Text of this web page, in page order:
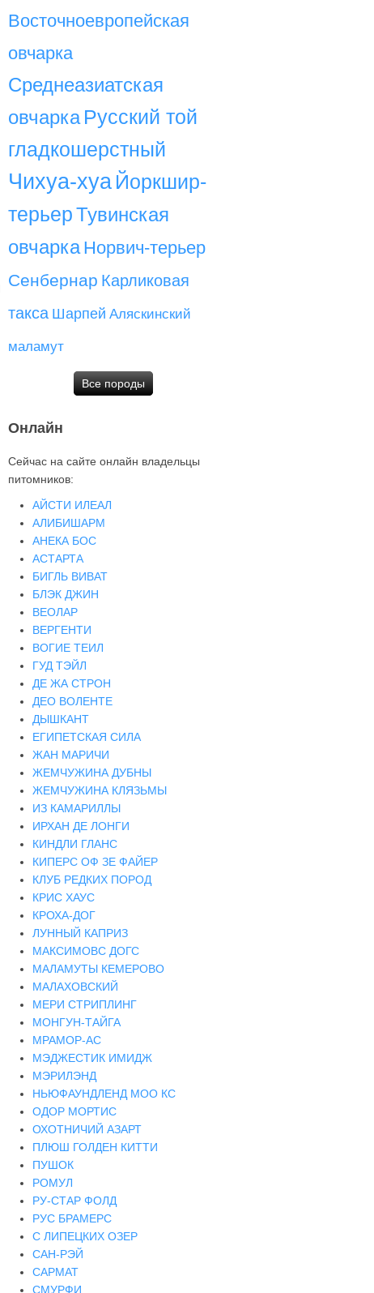
Восточноевропейская
овчарка
Среднеазиатская
овчарка Русский той
гладкошерстный
Чихуа-хуа Йоркшир-
терьерТувинская
овчарка Норвич-терьер
Сенбернар Карликовая
такса Шарпей Аляскинский
маламут
Все породы
Онлайн
Сейчас на сайте онлайн владельцы
питомников:
АЙСТИ ИЛЕАЛ
АЛИБИШАРМ
АНЕКА БОС
АСТАРТА
БИГЛЬ ВИВАТ
БЛЭК ДЖИН
ВЕОЛАР
ВЕРГЕНТИ
ВОГИЕ ТЕИЛ
ГУД ТЭЙЛ
ДЕ ЖА СТРОН
ДЕО ВОЛЕНТЕ
ДЫШКАНТ
ЕГИПЕТСКАЯ СИЛА
ЖАН МАРИЧИ
ЖЕМЧУЖИНА ДУБНЫ
ЖЕМЧУЖИНА КЛЯЗЬМЫ
ИЗ КАМАРИЛЛЫ
ИРХАН ДЕ ЛОНГИ
КИНДЛИ ГЛАНС
КИПЕРС ОФ ЗЕ ФАЙЕР
КЛУБ РЕДКИХ ПОРОД
КРИС ХАУС
КРОХА-ДОГ
ЛУННЫЙ КАПРИЗ
МАКСИМОВС ДОГС
МАЛАМУТЫ КЕМЕРОВО
МАЛАХОВСКИЙ
МЕРИ СТРИПЛИНГ
МОНГУН-ТАЙГА
МРАМОР-АС
МЭДЖЕСТИК ИМИДЖ
МЭРИЛЭНД
НЬЮФАУНДЛЕНД МОО КС
ОДОР МОРТИС
ОХОТНИЧИЙ АЗАРТ
ПЛЮШ ГОЛДЕН КИТТИ
ПУШОК
РОМУЛ
РУ-СТАР ФОЛД
РУС БРАМЕРС
С ЛИПЕЦКИХ ОЗЕР
САН-РЭЙ
САРМАТ
СМУРФИ